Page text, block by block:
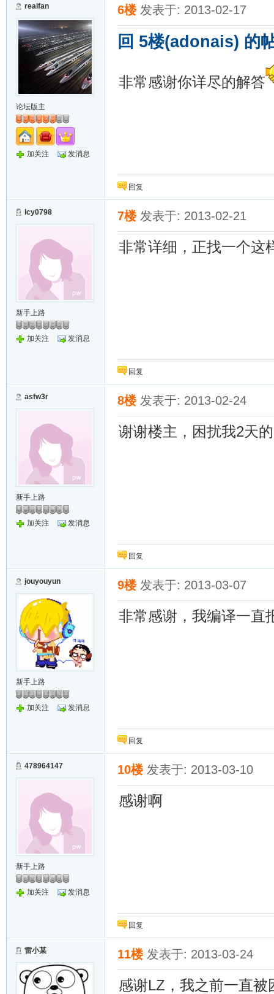
realfan
论坛版主
加关注 发消息
6楼 发表于: 2013-02-17
回 5楼(adonais) 的
非常感谢你详尽的解答
回复
lcy0798
新手上路
加关注 发消息
7楼 发表于: 2013-02-21
非常详细，正找一个这
回复
asfw3r
新手上路
加关注 发消息
8楼 发表于: 2013-02-24
谢谢楼主，困扰我2天
回复
jouyouyun
新手上路
加关注 发消息
9楼 发表于: 2013-03-07
非常感谢，我编译一直
回复
478964147
新手上路
加关注 发消息
10楼 发表于: 2013-03-10
感谢啊
回复
雷小某 11楼 发表于: 2013-03-24
感谢LZ，我之前一直